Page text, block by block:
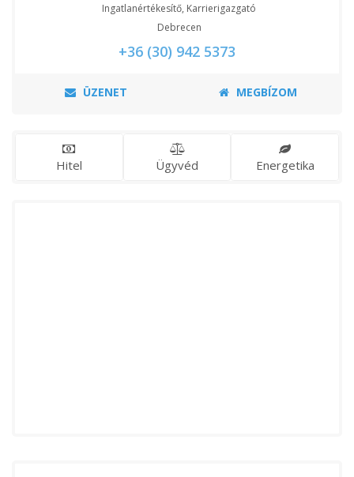
Ingatlanértékesítő, Karrierigazgató
Debrecen
+36 (30) 942 5373
ÜZENET MEGBÍZOM
Hitel Ügyvéd Energetika